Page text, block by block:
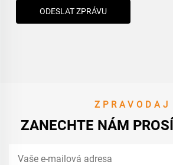
ODESLAT ZPRÁVU
ZPRAVODAJ
ZANECHTE NÁM